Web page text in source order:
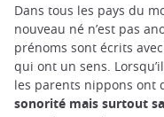
Dans tous les pays du
nouveau né n’est pas
prénoms sont écrits
qui ont un sens.
les parents nippons ont
sonorité mais surtout